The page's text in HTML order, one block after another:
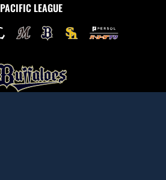
PACIFIC LEAGUE